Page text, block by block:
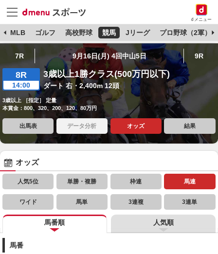
dメニュー
MLB ゴルフ 高校野球 競馬 Jリーグ プロ野球（2軍）
7R 9月16日(月) 4回中山5日 9R
8R
14:00
3歳以上1勝クラス(500万円以下)
ダート 右・2,400m 12頭
3歳以上 ［指定］ 定量
本賞金：800、320、200、120、80万円
出馬表 データ分析 オッズ 結果
オッズ
人気5位 単勝・複勝 枠連 馬連
ワイド 馬単 3連複 3連単
馬番順 人気順
馬番